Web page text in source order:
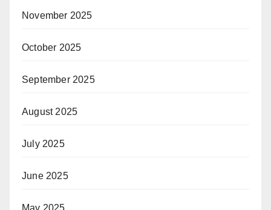
November 2025
October 2025
September 2025
August 2025
July 2025
June 2025
May 2025